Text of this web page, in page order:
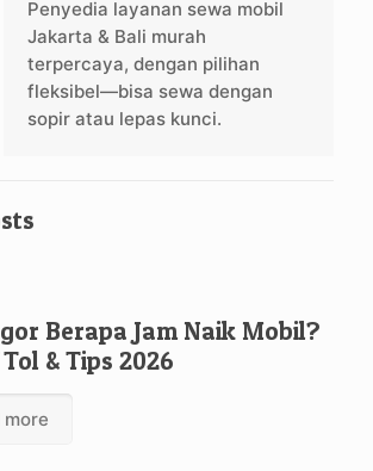
Penyedia layanan sewa mobil
Jakarta & Bali murah
terpercaya, dengan pilihan
fleksibel—bisa sewa dengan
sopir atau lepas kunci.
Berapa Jam Naik Mobil?
& Tips 2026
more